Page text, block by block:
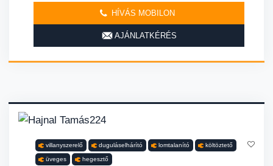
HÍVÁS MOBILON
AJÁNLATKÉRÉS
villanyszerelő duguláselhárító lomtalanító költöztető
üveges hegesztő